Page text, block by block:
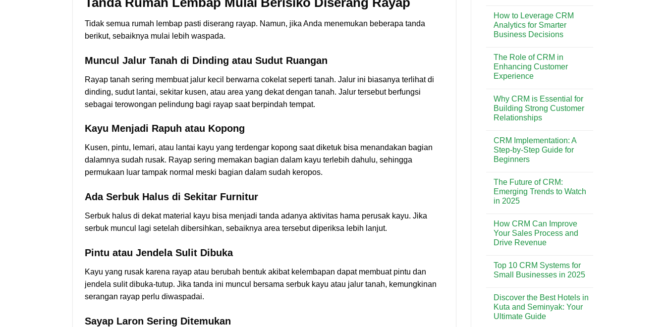
Tidak semua rumah lembap pasti diserang rayap. Namun, jika Anda menemukan beberapa tanda
berikut, sebaiknya mulai lebih waspada.
Muncul Jalur Tanah di Dinding atau Sudut Ruangan
Rayap tanah sering membuat jalur kecil berwarna cokelat seperti tanah. Jalur ini biasanya terlihat di
dinding, sudut lantai, sekitar kusen, atau area yang dekat dengan tanah. Jalur tersebut berfungsi
sebagai terowongan pelindung bagi rayap saat berpindah tempat.
Kayu Menjadi Rapuh atau Kopong
Kusen, pintu, lemari, atau lantai kayu yang terdengar kopong saat diketuk bisa menandakan bagian
dalamnya sudah rusak. Rayap sering memakan bagian dalam kayu terlebih dahulu, sehingga
permukaan luar tampak normal meski bagian dalam sudah keropos.
Ada Serbuk Halus di Sekitar Furnitur
Serbuk halus di dekat material kayu bisa menjadi tanda adanya aktivitas hama perusak kayu. Jika
serbuk muncul lagi setelah dibersihkan, sebaiknya area tersebut diperiksa lebih lanjut.
Pintu atau Jendela Sulit Dibuka
Kayu yang rusak karena rayap atau berubah bentuk akibat kelembapan dapat membuat pintu dan
jendela sulit dibuka-tutup. Jika tanda ini muncul bersama serbuk kayu atau jalur tanah, kemungkinan
serangan rayap perlu diwaspadai.
Sayap Laron Sering Ditemukan
CRM
System
for
Your
Business
on
CRM
vs.
Marketing
the
Key
Differences
How to Leverage CRM
Analytics for Smarter
Business Decisions
on
How
to
Leverage
for
Smarter
Business
Decisions
The Role of CRM in
Enhancing Customer
Experience
on
The
Role
of
Enhancing
Customer
Experience
Why CRM is Essential for
Building Strong Customer
Relationships
on
Why
CRM
is
Building
Strong
Customer
Relationships
CRM Implementation: A
Step-by-Step Guide for
Beginners
on
CRM
Implementation:
A
Step
Guide
for
Beginners
The Future of CRM:
Emerging Trends to Watch
in 2025
on
The
Future
Trends
to
Watch
How CRM Can Improve
Your Sales Process and
Drive Revenue
on
How
CRM
Your
Sales
Process
and
Top 10 CRM Systems for
Small Businesses in 2025
on
Top
10
CRM
Discover the Best Hotels in
Kuta and Seminyak: Your
Ultimate Guide